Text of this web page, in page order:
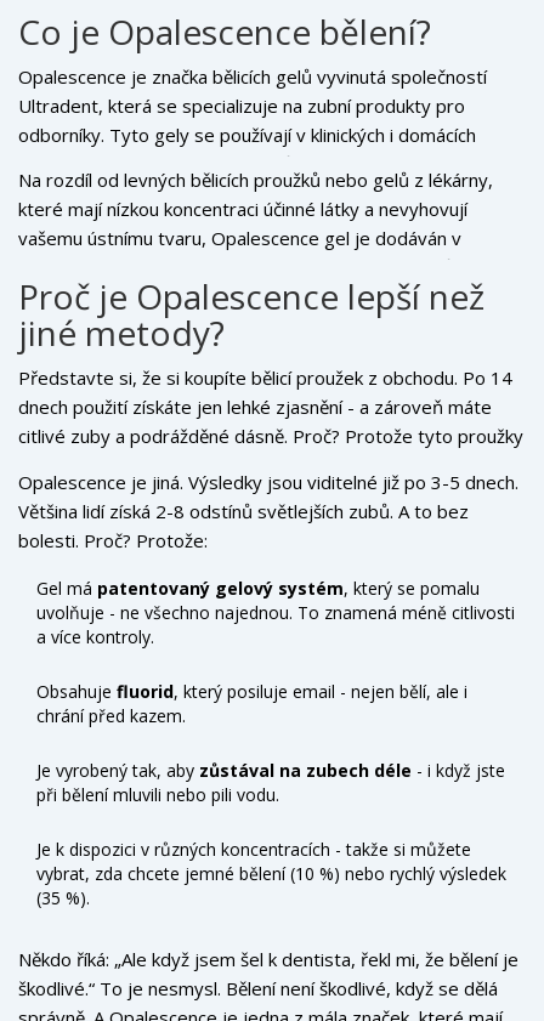
nebo účinné. Pokud hledáte spolehlivé, bezpečné a
dlouhodobě efektivní řešení,
nejčastěji doporučovaných možností mezi dentistry a
pacienty po celé České republice.
Co je Opalescence bělení?
Opalescence je značka bělicích gelů vyvinutá společností
Ultradent, která se specializuje na zubní produkty pro
odborníky. Tyto gely se používají v klinických i domácích
podmínkách a jsou dostupné v různých koncentracích
peroxidu vodíku (od 10 % do 40 %) i peroxidu karbamidu.
Každý gel obsahuje také přísady, které chrání zubní email a
snižují citlivost - jako je potasné nitrat a fluorid. To znamená,
že nejen bělí, ale také chrání.
Na rozdíl od levných bělicích proužků nebo gelů z lékárny,
které mají nízkou koncentraci účinné látky a nevyhovují
vašemu ústnímu tvaru, Opalescence gel je dodáván v
individuálních formovacích fóliích. Tyto fólie se přizpůsobí
vašim zubům jako druhá kůže - a to znamená, že gel zůstává
přesně tam, kde má být: na povrchu zubů, ne na jazyce nebo
dásních.
Proč je Opalescence lepší než
jiné metody?
Představte si, že si koupíte bělicí proužek z obchodu. Po 14
dnech použití získáte jen lehké zjasnění - a zároveň máte
citlivé zuby a podrážděné dásně. Proč? Protože tyto proužky
všechny. A jejich gel má jen 6-10 % peroxidu vodíku - příliš
málo na skutečný výsledek.
Opalescence je jiná. Výsledky jsou viditelné již po 3-5 dnech.
Většina lidí získá 2-8 odstínů světlejších zubů. A to bez
bolesti. Proč? Protože:
Gel má patentovaný gelový systém, který se pomalu
uvolňuje - ne všechno najednou. To znamená méně citlivosti
a více kontroly.
Obsahuje fluorid, který posiluje email - nejen bělí, ale i
chrání před kazem.
Je vyrobený tak, aby zůstával na zubech déle - i když jste
při bělení mluvili nebo pili vodu.
Je k dispozici v různých koncentracích - takže si můžete
vybrat, zda chcete jemné bělení (10 %) nebo rychlý výsledek
(35 %).
Někdo říká: „Ale když jsem šel k dentista, řekl mi, že bělení je
škodlivé.“ To je nesmysl. Bělení není škodlivé, když se dělá